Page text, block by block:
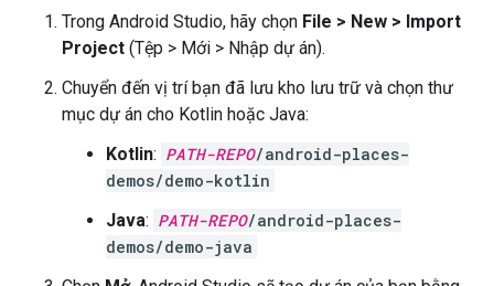
Trong Android Studio, hãy chọn File > New > Import
Project (Tệp > Mới > Nhập dự án).
Chuyển đến vị trí bạn đã lưu kho lưu trữ và chọn thư
mục dự án cho Kotlin hoặc Java:
Kotlin: PATH-REPO/android-places-
demos/demo-kotlin
Java: PATH-REPO/android-places-
demos/demo-java